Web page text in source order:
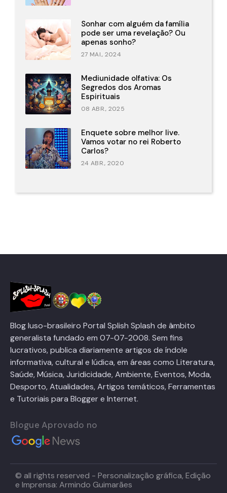
Sonhar com alguém da família
pode ser uma revelação? Ou
apenas sonho?
27 MAI., 2024
Mediunidade olfativa: Os
Segredos dos Aromas
Espirituais
08 ABR., 2025
Enquete sobre melhor live.
Vamos votar no rei Roberto
Carlos?
24 ABR., 2020
Blog luso-brasileiro Portal Splish Splash de âmbito
generalista fundado em 07-07-2008. Sem fins
lucrativos, publica diariamente artigos de índole
informativa, cultural e lúdica, em áreas como Literatura,
Saúde, Música, Juridicidade, Ambiente, Eventos, Moda,
Desporto, Atualidades, Artigos temáticos, Ferramentas
e Tutoriais para Blogger e Internet.
Blogue Aprovado no
© all rights reserved - Personalização gráfica, Edição
e Imprensa: Armindo Guimarães